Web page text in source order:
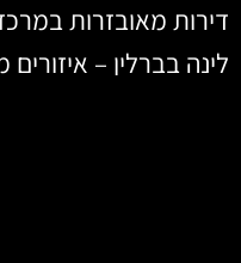
דירות מאובזרות
לינה בברלין –